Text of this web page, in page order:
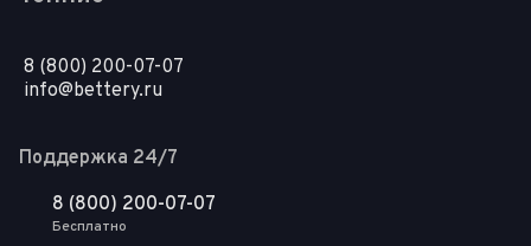
8 (800) 200-07-07
info@bettery.ru
Поддержка 24/7
8 (800) 200-07-07
Бесплатно